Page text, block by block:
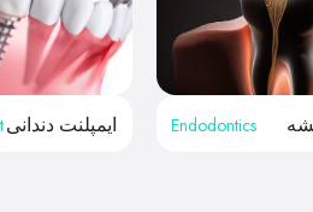
Endodontics ایمپلنت دندانی